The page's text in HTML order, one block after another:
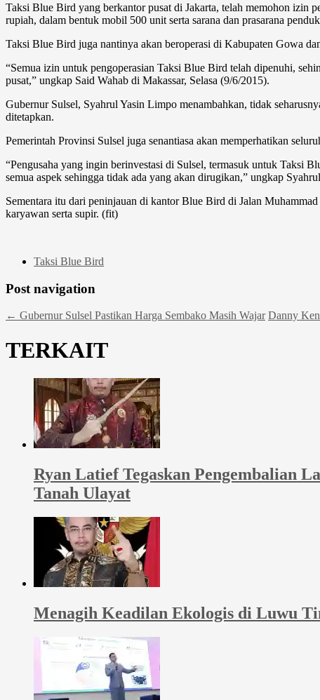
Taksi Blue Bird yang berkantor pusat di Jakarta, telah memohon izin
rupiah, dalam bentuk mobil 500 unit serta sarana dan prasarana
Taksi Blue Bird juga nantinya akan beroperasi di Kabupaten Gowa
“Semua izin untuk pengoperasian Taksi Blue Bird telah dipenuhi,
pusat,” ungkap Said Wahab di Makassar, Selasa (9/6/2015).
Gubernur Sulsel, Syahrul Yasin Limpo menambahkan, tidak
ditetapkan.
Pemerintah Provinsi Sulsel juga senantiasa akan memperhatikan
“Pengusaha yang ingin berinvestasi di Sulsel, termasuk untuk Taksi
semua aspek sehingga tidak ada yang akan dirugikan,” ungkap
Sementara itu dari peninjauan di kantor Blue Bird di Jalan
karyawan serta supir. (fit)
Taksi Blue Bird
Post navigation
← Gubernur Sulsel Pastikan Harga Sembako Masih Wajar Danny
TERKAIT
Ryan Latief Tegaskan Pengembalian
Tanah Ulayat
Menagih Keadilan Ekologis di Luwu